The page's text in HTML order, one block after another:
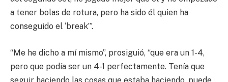
a tener bolas de rotura, pero ha sido él quien ha
conseguido el ‘break’”.
“Me he dicho a mí mismo”, prosiguió, “que era un 1-4,
pero que podía ser un 4-1 perfectamente. Tenía que